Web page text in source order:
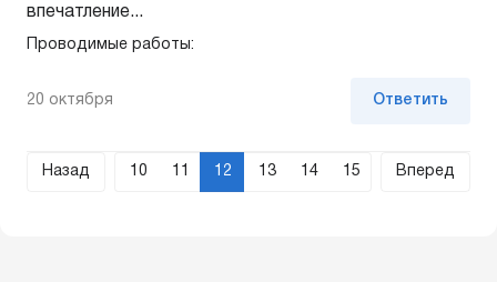
впечатление...
Проводимые работы:
20 октября Ответить
Назад 10 11 12 13 14 15 Вперед